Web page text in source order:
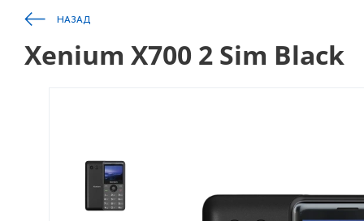
НАЗАД
Xenium X700 2 Sim Black